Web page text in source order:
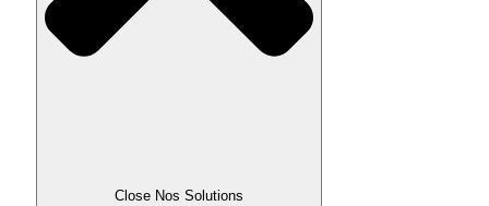
Close Nos Solutions